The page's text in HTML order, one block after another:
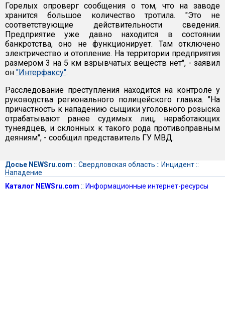
Горелых опроверг сообщения о том, что на заводе
хранится большое количество тротила. "Это не
соответствующие действительности сведения.
Предприятие уже давно находится в состоянии
банкротства, оно не функционирует. Там отключено
электричество и отопление. На территории предприятия
размером 3 на 5 км взрывчатых веществ нет", - заявил
он "Интерфаксу".
Расследование преступления находится на контроле у
руководства регионального полицейского главка. "На
причастность к нападению сыщики уголовного розыска
отрабатывают ранее судимых лиц, неработающих
тунеядцев, и склонных к такого рода противоправным
деяниям", - сообщил представитель ГУ МВД.
Досье NEWSru.com :: Свердловская область :: Инцидент::
Нападение
Каталог NEWSru.com :: Информационные интернет-ресурсы